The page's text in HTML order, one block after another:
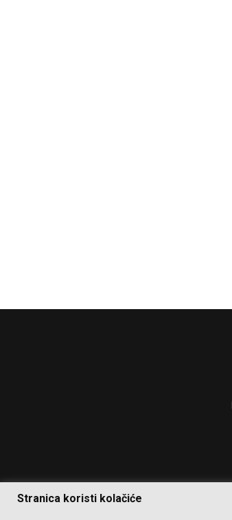
Stranica koristi kolačiće